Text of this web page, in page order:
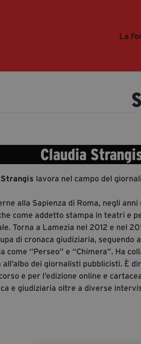
La
Claudia
lavora nel campo del
alla Sapienza di Roma, negli
come addetto stampa in teatri e
Torna a Lamezia nel 2012 e nel
di cronaca giudiziaria, seguendo
come “Perseo” e “Chimera”. Ha
dei giornalisti pubblicisti. È
e per l’edizione online e
e giudiziaria oltre a diverse